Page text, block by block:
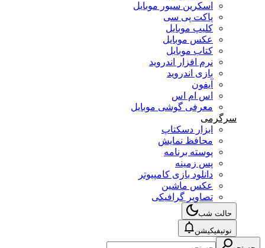
اسکرین سیور موبایل
پاکت پی سی
کلیپ موبایل
عکس موبایل
کتاب موبایل
نرم افزار اندروید
بازی اندروید
آیفون
اس ام اس
معرفی گوشی موبایل
سرگرمی
ابزار دسکتاپ
محافظ نمایش
پوسته برنامه
پس زمینه
دانلود بازی کامپیوتر
عکس ماشین
تصاویر گرافیکی
حالت شب
نوتیفیکیشن